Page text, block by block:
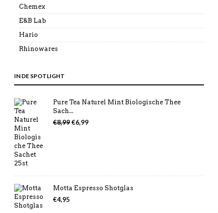
Chemex
E&B Lab
Hario
Rhinowares
IN DE SPOTLIGHT
Pure Tea Naturel Mint Biologische Thee
Sach...
€8,99 Oorspronkelijke
€6,99Huidige
Motta Espresso Shotglas
€4,95